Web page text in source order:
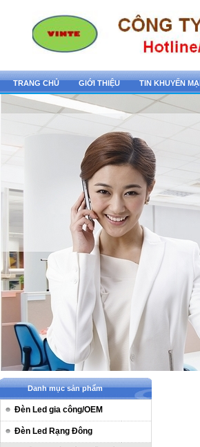
TRANG CHỦ GIỚI THIỆU TIN KHUYẾN MẠI
Danh mục sản phẩm
Đèn Led gia công/OEM
Đèn Led Rạng Đông